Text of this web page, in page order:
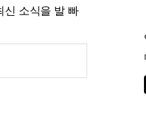
신 소식을 발 빠